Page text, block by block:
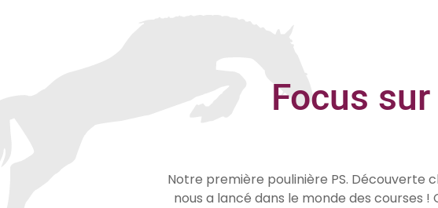
Focus sur
Notre première poulinière PS. Découverte
nous a lancé dans le monde des courses